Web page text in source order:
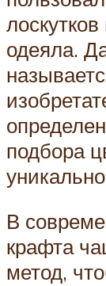
одеяла.
подбора
В
крафта
метод,